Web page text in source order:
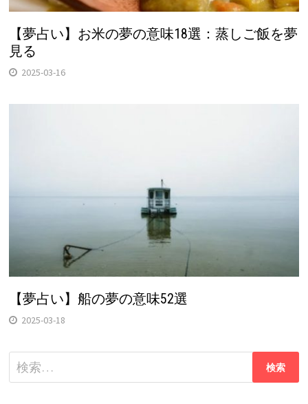
【夢占い】お米の夢の意味18選：蒸しご飯を夢
見る
2025-03-16
【夢占い】船の夢の意味52選
2025-03-18
検
索: